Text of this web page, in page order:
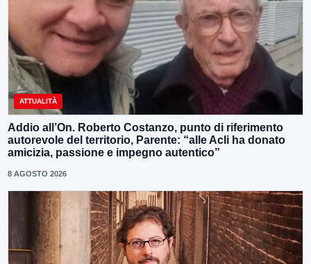
ATTUALITÀ
Addio all’On. Roberto Costanzo, punto di riferimento
autorevole del territorio, Parente: “alle Acli ha donato
amicizia, passione e impegno autentico”
8 AGOSTO 2026